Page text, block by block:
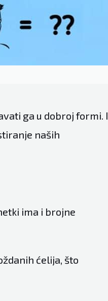
ga u dobroj formi. I
naših
ima i brojne
ćelija, što